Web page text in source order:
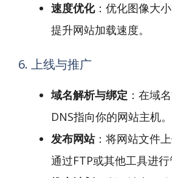
速度优化：优化图像大
提升网站加载速度。
6. 上线与推广
域名解析与绑定 ：在域
DNS指向你的网站主机。
发布网站：将网站文件
通过FTP或其他工具进行